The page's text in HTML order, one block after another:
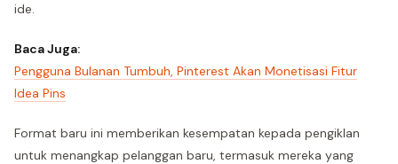
ide.
Baca Juga:
Pengguna Bulanan Tumbuh, Pinterest Akan Monetisasi Fitur
Idea Pins
Format baru ini memberikan kesempatan kepada pengiklan
untuk menangkap pelanggan baru, termasuk mereka yang